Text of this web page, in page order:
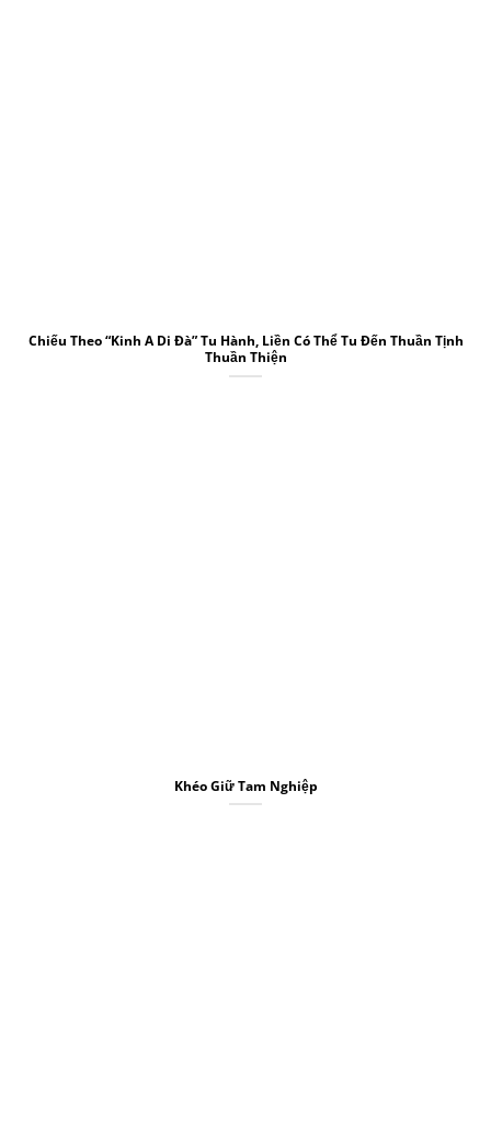
Chiếu Theo “Kinh A Di Đà” Tu Hành, Liền Có Thể Tu Đến Thuần Tịnh
Thuần Thiện
Khéo Giữ Tam Nghiệp